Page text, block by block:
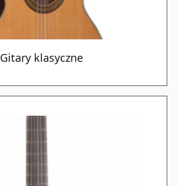
Gitary klasyczne